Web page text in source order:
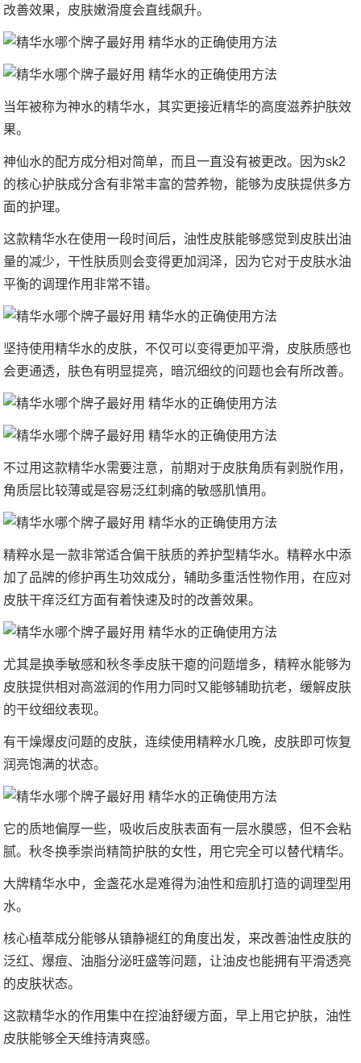
改善效果，皮肤嫩滑度会直线飙升。
当年被称为神水的精华水，其实更接近精华的高度滋养护肤效
果。
神仙水的配方成分相对简单，而且一直没有被更改。因为sk2
的核心护肤成分含有非常丰富的营养物，能够为皮肤提供多方
面的护理。
这款精华水在使用一段时间后，油性皮肤能够感觉到皮肤出油
量的减少，干性肤质则会变得更加润泽，因为它对于皮肤水油
平衡的调理作用非常不错。
坚持使用精华水的皮肤，不仅可以变得更加平滑，皮肤质感也
会更通透，肤色有明显提亮，暗沉细纹的问题也会有所改善。
不过用这款精华水需要注意，前期对于皮肤角质有剥脱作用，
角质层比较薄或是容易泛红刺痛的敏感肌慎用。
精粹水是一款非常适合偏干肤质的养护型精华水。精粹水中添
加了品牌的修护再生功效成分，辅助多重活性物作用，在应对
皮肤干痒泛红方面有着快速及时的改善效果。
尤其是换季敏感和秋冬季皮肤干瘪的问题增多，精粹水能够为
皮肤提供相对高滋润的作用力同时又能够辅助抗老，缓解皮肤
的干纹细纹表现。
有干燥爆皮问题的皮肤，连续使用精粹水几晚，皮肤即可恢复
润亮饱满的状态。
它的质地偏厚一些，吸收后皮肤表面有一层水膜感，但不会粘
腻。秋冬换季崇尚精简护肤的女性，用它完全可以替代精华。
大牌精华水中，金盏花水是难得为油性和痘肌打造的调理型用
水。
核心植萃成分能够从镇静褪红的角度出发，来改善油性皮肤的
泛红、爆痘、油脂分泌旺盛等问题，让油皮也能拥有平滑透亮
的皮肤状态。
这款精华水的作用集中在控油舒缓方面，早上用它护肤，油性
皮肤能够全天维持清爽感。